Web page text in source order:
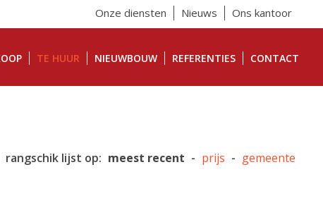
Onze diensten Nieuws Ons kantoor
TE HUUR NIEUWBOUW REFERENTIES CONTACT
rangschik lijst op: meest recent - prijs - gemeente